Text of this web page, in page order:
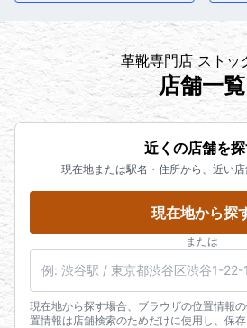
革靴専門店 ストッ
店舗一覧
近くの店舗を
現在地または駅名・住所から、近い店
現在地から探
または
現在地から探す場合、ブラウザの位置情報
置情報は店舗検索のためだけに使用し、保存